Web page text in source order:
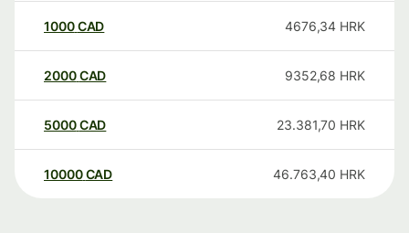
1000CAD 4676,34 HRK
2000CAD 9352,68 HRK
5000CAD 23.381,70 HRK
10000 CAD 46.763,40 HRK